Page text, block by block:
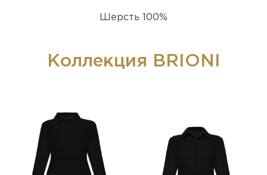
Шерсть 100%
Коллекция BRIONI